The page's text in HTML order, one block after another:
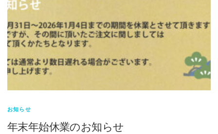
お知らせ
年末年始休業のお知らせ